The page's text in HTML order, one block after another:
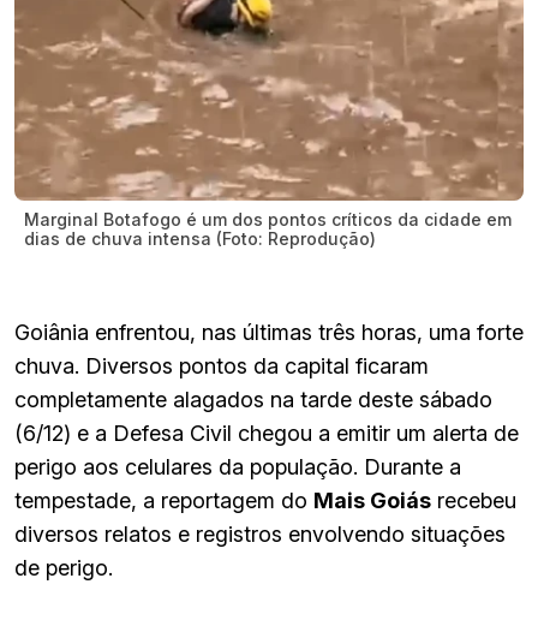
Marginal Botafogo é um dos pontos críticos da cidade em
dias de chuva intensa (Foto: Reprodução)
Goiânia enfrentou, nas últimas três horas, uma forte
chuva. Diversos pontos da capital ficaram
completamente alagados na tarde deste sábado
(6/12) e a Defesa Civil chegou a emitir um alerta de
perigo aos celulares da população. Durante a
tempestade, a reportagem do Mais Goiás recebeu
diversos relatos e registros envolvendo situações
de perigo.